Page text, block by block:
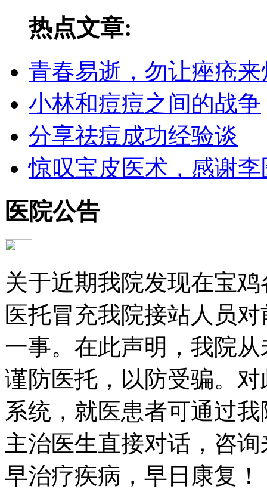
热点文章:
青春易逝，勿让痤疮来
小林和痘痘之间的战争
分享祛痘成功经验谈
惊叹宝皮医术，感谢
医院公告
关于近期我院发现在宝
医托冒充我院接站人员
一事。在此声明，我院
谨防医托，以防受骗。
系统，就医患者可通过
主治医生直接对话，咨
早治疗疾病，早日康复！